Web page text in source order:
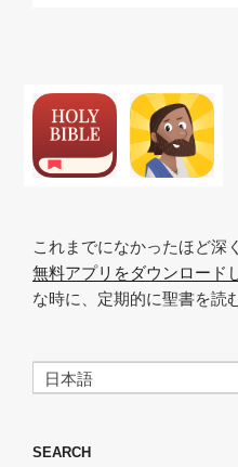
n
k
o
o
k
これまでになかったほど深
無料アプリをダウンロード
な時に、定期的に聖書を読
日本語
SEARCH